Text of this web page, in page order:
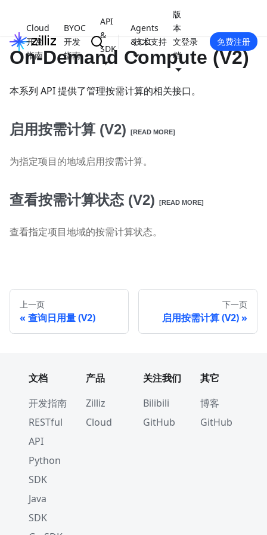
Cloud
开发
指南
BYOC
开发
指南
API
&
SDK
Agents
& CLI
版
本
文
档
技术支持 登录 免费注册
On-Demand Compute (V2)
本系列 API 提供了管理按需计算的相关接口。
启用按需计算 (V2) [READ MORE]
为指定项目的地域启用按需计算。
查看按需计算状态 (V2) [READ MORE]
查看指定项目地域的按需计算状态。
上一页
查询日用量 (V2)
下一页
启用按需计算 (V2)
文档
开发指南
RESTful
API
Python
SDK
Java
SDK
产品
Zilliz
Cloud
关注我们
Bilibili
GitHub
其它
博客
GitHub